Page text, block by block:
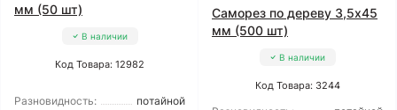
мм (50 шт)
В наличии
Код Товара: 12982
Разновидность:
потайной
Саморез по дереву 3,5x45
мм (500 шт)
В наличии
Код Товара: 3244